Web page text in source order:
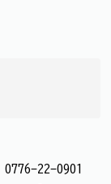
0776-22-0901